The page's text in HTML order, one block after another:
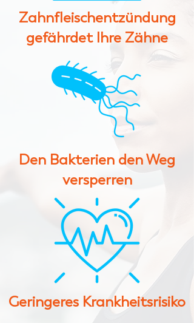
Zahnfleischentzündung
gefährdet Ihre Zähne
Den Bakterien den Weg
versperren
Geringeres Krankheitsrisiko